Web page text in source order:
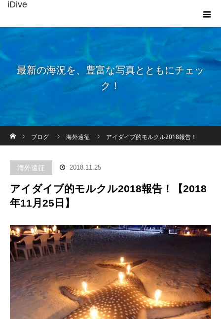
iDive
最新の海況を、豊富な写真とともにチェッ
ク！
ブログ
海外遠征 アイダイブ的モルクル2018報告！
海外遠征 2018.11.25
アイダイブ的モルクル2018報告！【2018
年11月25日】